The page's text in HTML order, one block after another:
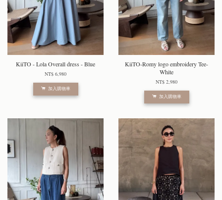
KiiTO - Lola Overall dress - Blue
NT$ 6,980
加入購物車
KiiTO-Romy logo embroidery Tee-
White
NT$ 2,980
加入購物車